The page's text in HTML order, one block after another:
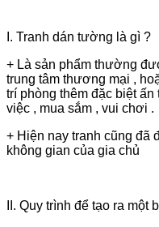
I. Tranh dán tường là gì ?
+ Là sản phẩm thường
trung tâm thương mại ,
trí phòng thêm đặc biệt
việc , mua sắm , vui chơi .
+ Hiện nay tranh cũng đã
không gian của gia chủ
II. Quy trình để tạo ra một